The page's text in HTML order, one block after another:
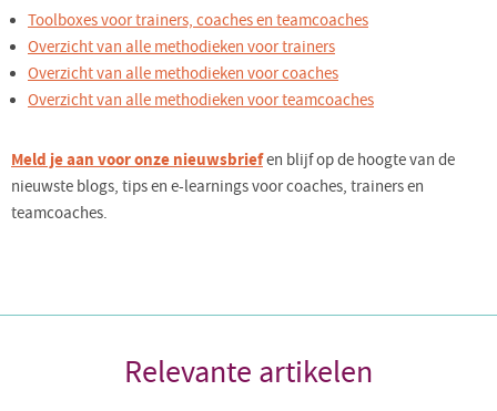
Toolboxes voor trainers, coaches en teamcoaches
Overzicht van alle methodieken voor trainers
Overzicht van alle methodieken voor coaches
Overzicht van alle methodieken voor teamcoaches
Meld je aan voor onze nieuwsbriefen blijf op de hoogte van de
nieuwste blogs, tips en e-learnings voor coaches, trainers en
teamcoaches.
Relevante artikelen